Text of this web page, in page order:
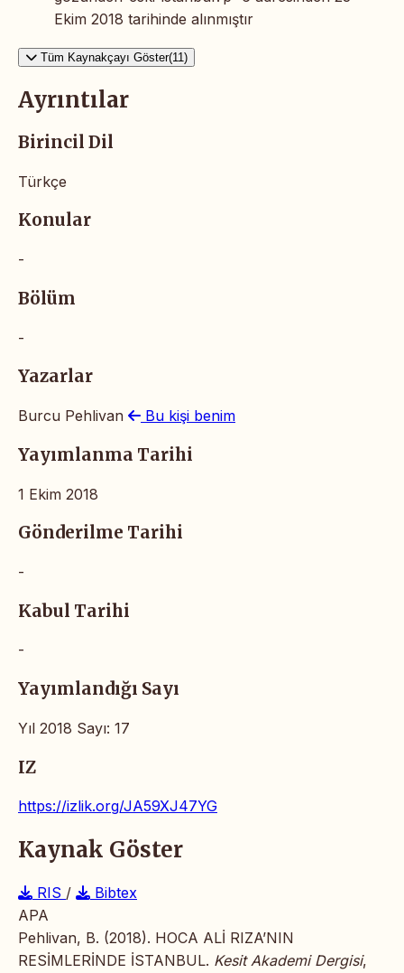
Ekim 2018 tarihinde alınmıştır
Tüm Kaynakçayı Göster(11)
Ayrıntılar
Birincil Dil
Türkçe
Konular
-
Bölüm
-
Yazarlar
Burcu Pehlivan Bu kişi benim
Yayımlanma Tarihi
1 Ekim 2018
Gönderilme Tarihi
-
Kabul Tarihi
-
Yayımlandığı Sayı
Yıl 2018 Sayı: 17
IZ
https://izlik.org/JA59XJ47YG
Kaynak Göster
RIS /
Bibtex
APA
Pehlivan, B. (2018). HOCA ALİ RIZA’NIN
RESİMLERİNDE İSTANBUL. Kesit Akademi Dergisi,